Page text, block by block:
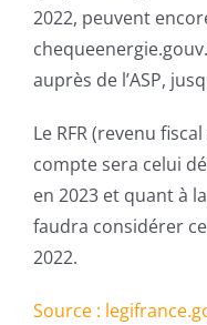
2022, peuvent
auprès de l’ASP,
Le RFR (revenu
compte sera celui
en 2023 et quant à
faudra considérer
2022.
Source :